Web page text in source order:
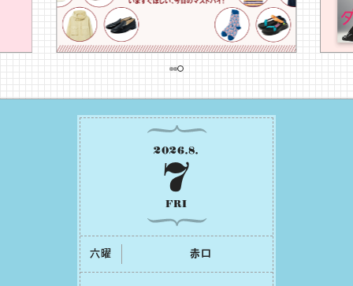
2026.8.
7
FRI
六曜 ⾚⼝